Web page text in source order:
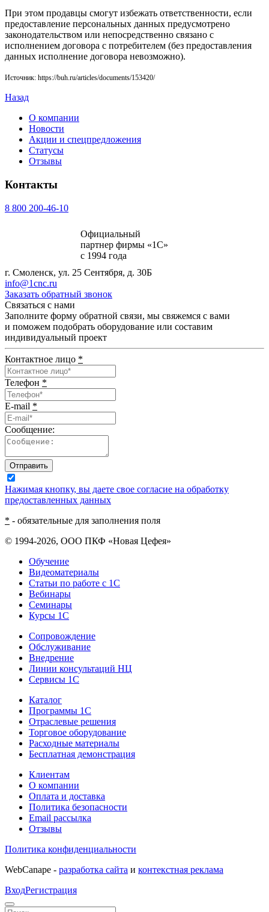
При этом продавцы смогут избежать ответственности, если
предоставление персональных данных предусмотрено
законодательством или непосредственно связано с
исполнением договора с потребителем (без предоставления
данных исполнение договора невозможно).
Источник: https://buh.ru/articles/documents/153420/
Назад
О компании
Новости
Акции и спецпредложения
Статусы
Отзывы
Контакты
8 800 200-46-10
Официальный
партнер фирмы «1С»
с 1994 года
г. Смоленск, ул. 25 Сентября, д. 30Б
info@1cnc.ru
Заказать обратный звонок
Связаться с нами
Заполните форму обратной связи, мы свяжемся с вами
и поможем подобрать оборудование или составим
индивидуальный проект
Контактное лицо *
Телефон *
E-mail *
Сообщение:
Отправить
Нажимая кнопку, вы даете свое согласие на обработку
предоставленных данных
* - обязательные для заполнения поля
© 1994-2026, ООО ПКФ «Новая Цефея»
Обучение
Видеоматериалы
Статьи по работе с 1С
Вебинары
Семинары
Курсы 1С
Сопровождение
Обслуживание
Внедрение
Линии консультаций НЦ
Сервисы 1С
Каталог
Программы 1С
Отраслевые решения
Торговое оборудование
Расходные материалы
Бесплатная демонстрация
Клиентам
О компании
Оплата и доставка
Политика безопасности
Email рассылка
Отзывы
Политика конфиденциальности
WebCanape - разработка сайта и контекстная реклама
ВходРегистрация